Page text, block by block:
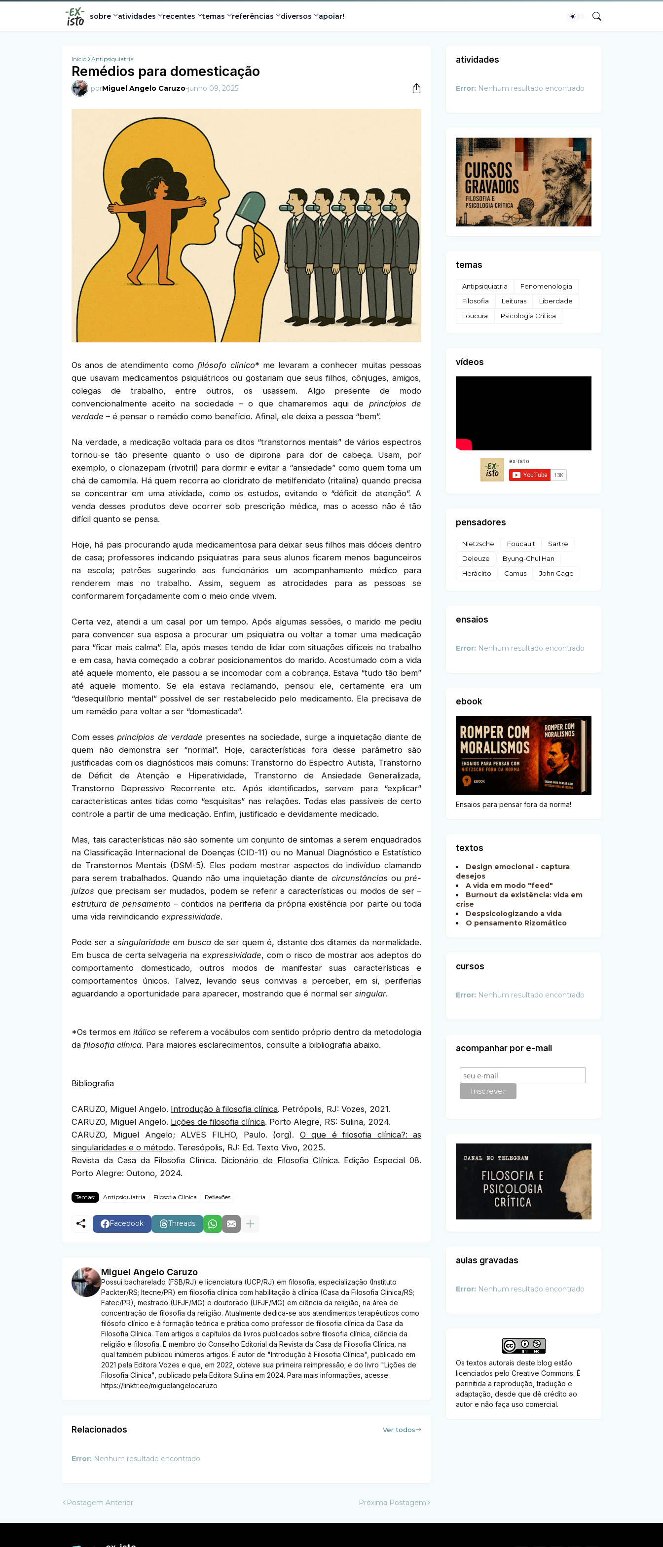
sobre atividades recentes temas referências diversos apoiar!
Início Antipsiquiatria
Remédios para domesticação
porMiguel Angelo Caruzo-junho 09, 2025
Os anos de atendimento comofilósofo clínico* me levaram a conhecer muitas pessoas
que usavam medicamentos psiquiátricos ou gostariam que seus filhos, cônjuges, amigos,
colegas de trabalho, entre outros, os usassem. Algo presente de modo
convencionalmente aceito na sociedade – o que chamaremos aqui de princípios de
verdade – é pensar o remédio como benefício. Afinal, ele deixa a pessoa “bem”.
Na verdade, a medicação voltada para os ditos “transtornos mentais” de vários espectros
tornou-se tão presente quanto o uso de dipirona para dor de cabeça. Usam, por
exemplo, o clonazepam (rivotril) para dormir e evitar a “ansiedade” como quem toma um
chá de camomila. Há quem recorra ao cloridrato de metilfenidato (ritalina) quando precisa
se concentrar em uma atividade, como os estudos, evitando o “déficit de atenção”. A
venda desses produtos deve ocorrer sob prescrição médica, mas o acesso não é tão
difícil quanto se pensa.
Hoje, há pais procurando ajuda medicamentosa para deixar seus filhos mais dóceis dentro
de casa; professores indicando psiquiatras para seus alunos ficarem menos bagunceiros
na escola; patrões sugerindo aos funcionários um acompanhamento médico para
renderem mais no trabalho. Assim, seguem as atrocidades para as pessoas se
conformarem forçadamente com o meio onde vivem.
Certa vez, atendi a um casal por um tempo. Após algumas sessões, o marido me pediu
para convencer sua esposa a procurar um psiquiatra ou voltar a tomar uma medicação
para “ficar mais calma”. Ela, após meses tendo de lidar com situações difíceis no trabalho
e em casa, havia começado a cobrar posicionamentos do marido. Acostumado com a vida
até aquele momento, ele passou a se incomodar com a cobrança. Estava “tudo tão bem”
até aquele momento. Se ela estava reclamando, pensou ele, certamente era um
“desequilíbrio mental” possível de ser restabelecido pelo medicamento. Ela precisava de
um remédio para voltar a ser “domesticada”.
Com essesprincípios de verdade presentes na sociedade, surge a inquietação diante de
quem não demonstra ser “normal”. Hoje, características fora desse parâmetro são
justificadas com os diagnósticos mais comuns: Transtorno do Espectro Autista, Transtorno
de Déficit de Atenção e Hiperatividade, Transtorno de Ansiedade Generalizada,
Transtorno Depressivo Recorrente etc. Após identificados, servem para “explicar”
características antes tidas como “esquisitas” nas relações. Todas elas passíveis de certo
controle a partir de uma medicação. Enfim, justificado e devidamente medicado.
Mas, tais características não são somente um conjunto de sintomas a serem enquadrados
na Classificação Internacional de Doenças (CID-11) ou no Manual Diagnóstico e Estatístico
de Transtornos Mentais (DSM-5). Eles podem mostrar aspectos do indivíduo clamando
para serem trabalhados. Quando não uma inquietação diante de circunstâncias oupré-
juízos que precisam ser mudados, podem se referir a características ou modos de ser –
estrutura de pensamento – contidos na periferia da própria existência por parte ou toda
uma vida reivindicando expressividade.
Pode ser a singularidade embusca de ser quem é, distante dos ditames da normalidade.
Em busca de certa selvageria naexpressividade, com o risco de mostrar aos adeptos do
comportamento domesticado, outros modos de manifestar suas características e
comportamentos únicos. Talvez, levando seus convivas a perceber, em si, periferias
aguardando a oportunidade para aparecer, mostrando que é normal ser singular.
*Os termos em itálico se referem a vocábulos com sentido próprio dentro da metodologia
da filosofia clínica. Para maiores esclarecimentos, consulte a bibliografia abaixo.
Bibliografia
CARUZO, Miguel Angelo. Introdução à filosofia clínica. Petrópolis, RJ: Vozes, 2021.
CARUZO, Miguel Angelo. Lições de filosofia clínica. Porto Alegre, RS: Sulina, 2024.
CARUZO, Miguel Angelo; ALVES FILHO, Paulo. (org). O que é filosofia clínica?: as
singularidades e o método. Teresópolis, RJ: Ed. Texto Vivo, 2025.
Revista da Casa da Filosofia Clínica. Dicionário de Filosofia Clínica. Edição Especial 08.
Porto Alegre: Outono, 2024.
Temas: Antipsiquiatria Filosofia Clínica Reflexões
Facebook Threads
Miguel Angelo Caruzo
Possui bacharelado (FSB/RJ) e licenciatura (UCP/RJ) em filosofia, especialização (Instituto
Packter/RS; Itecne/PR) em filosofia clínica com habilitação à clínica (Casa da Filosofia Clínica/RS;
Fatec/PR), mestrado (UFJF/MG) e doutorado (UFJF/MG) em ciência da religião, na área de
concentração de filosofia da religião. Atualmente dedica-se aos atendimentos terapêuticos como
filósofo clínico e à formação teórica e prática como professor de filosofia clínica da Casa da
Filosofia Clínica. Tem artigos e capítulos de livros publicados sobre filosofia clínica, ciência da
religião e filosofia. É membro do Conselho Editorial da Revista da Casa da Filosofia Clínica, na
qual também publicou inúmeros artigos. É autor de "Introdução à Filosofia Clínica", publicado em
2021 pela Editora Vozes e que, em 2022, obteve sua primeira reimpressão; e do livro "Lições de
Filosofia Clínica", publicado pela Editora Sulina em 2024. Para mais informações, acesse:
https://linktr.ee/miguelangelocaruzo
Relacionados Ver todos
Error: Nenhum resultado encontrado
Postagem Anterior Próxima Postagem
atividades
Error: Nenhum resultado encontrado
temas
Antipsiquiatria
Fenomenologia
Filosofia
Leituras
Liberdade
Loucura
Psicologia Crítica
vídeos
pensadores
Nietzsche Foucault
Sartre
Deleuze
Byung-Chul Han
Heráclito
Camus John Cage
ensaios
Error: Nenhum resultado encontrado
ebook
Ensaios para pensar fora da norma!
textos
Design emocional - captura
desejos
A vida em modo "feed"
Burnout da existência: vida em
crise
Despsicologizando a vida
O pensamento Rizomático
cursos
Error: Nenhum resultado encontrado
acompanhar por e-mail
aulas gravadas
Error: Nenhum resultado encontrado
Os textos autorais deste blog estão
licenciados pelo Creative Commons. É
permitida a reprodução, tradução e
adaptação, desde que dê crédito ao
autor e não faça uso comercial.